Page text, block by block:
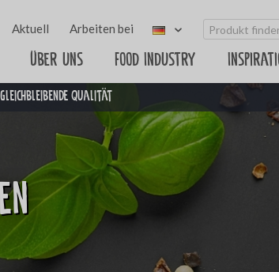
Aktuell Arbeiten bei
Über uns Food Industry
Gleichbleibende Qualität